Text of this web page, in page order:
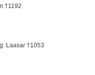
†1192
Laasar †1053